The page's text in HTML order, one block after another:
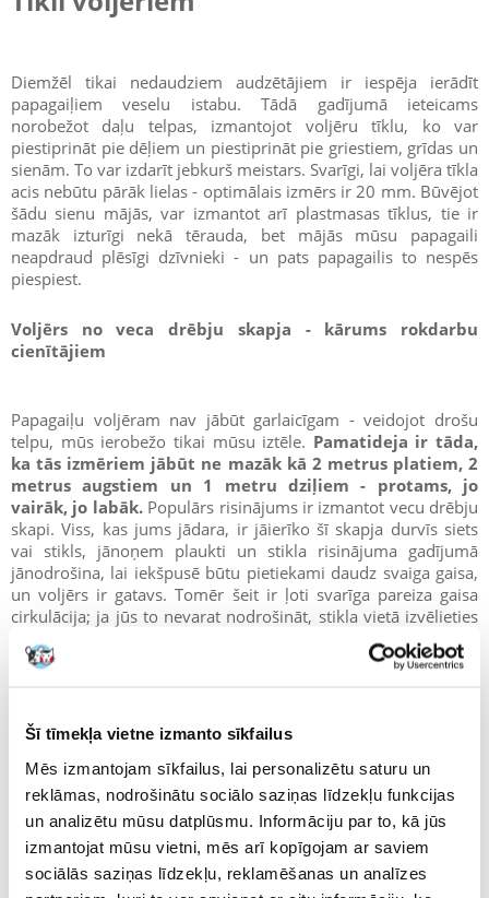
Šī tīmekļa vietne izmanto sīkfailus
Mēs izmantojam sīkfailus, lai personalizētu saturu un
reklāmas, nodrošinātu sociālo saziņas līdzekļu funkcijas
un analizētu mūsu datplūsmu. Informāciju par to, kā jūs
izmantojat mūsu vietni, mēs arī kopīgojam ar saviem
sociālās saziņas līdzekļu, reklamēšanas un analīzes
Diemžēl tikai nedaudziem audzētājiem ir iespēja ierādīt
papagaiļiem veselu istabu. Tādā gadījumā ieteicams
norobežot daļu telpas, izmantojot voljēru tīklu, ko var
piestiprināt pie dēļiem un piestiprināt pie griestiem, grīdas un
sienām. To var izdarīt jebkurš meistars. Svarīgi, lai voljēra tīkla
acis nebūtu pārāk lielas - optimālais izmērs ir 20 mm. Būvējot
šādu sienu mājās, var izmantot arī plastmasas tīklus, tie ir
mazāk izturīgi nekā tērauda, bet mājās mūsu papagaili
neapdraud plēsīgi dzīvnieki - un pats papagailis to nespēs
piespiest.
Voljērs no veca drēbju skapja - kārums rokdarbu
cienītājiem
Papagaiļu voljēram nav jābūt garlaicīgam - veidojot drošu
telpu, mūs ierobežo tikai mūsu iztēle. Pamatideja ir tāda,
ka tās izmēriem jābūt ne mazāk kā 2 metrus platiem, 2
metrus augstiem un 1 metru dziļiem - protams, jo
vairāk, jo labāk.Populārs risinājums ir izmantot vecu drēbju
skapi. Viss, kas jums jādara, ir jāierīko šī skapja durvīs siets
vai stikls, jānoņem plaukti un stikla risinājuma gadījumā
jānodrošina, lai iekšpusē būtu pietiekami daudz svaiga gaisa,
un voljērs ir gatavs. Tomēr šeit ir ļoti svarīga pareiza gaisa
cirkulācija; ja jūs to nevarat nodrošināt, stikla vietā izvēlieties
sietu. Neaizmirstiet novietot voljēru tieši saulē, lai putni
varētu patverties ēnā.
Āra voljērs papagaiļiem
Dārza voljērs ir ideāls risinājums lielām, eksotiskām
papagaiļiem, taču to labprāt izmantos arī mazas vijolītes vai
kanārijputniņi. Tas tiem sniegs īstu brīvības sajūtu. Šādā
gadījumā ieteicams izmantot cinkota tērauda voljēru tīklus un
nodrošināt, ka tie ir izturīgi konstruēti.Āra voljeriem ir